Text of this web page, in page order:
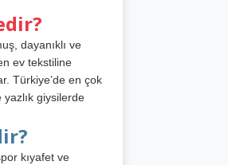
dayanıklı ve
ev tekstiline
Türkiye’de en çok
giysilerde
kıyafet ve